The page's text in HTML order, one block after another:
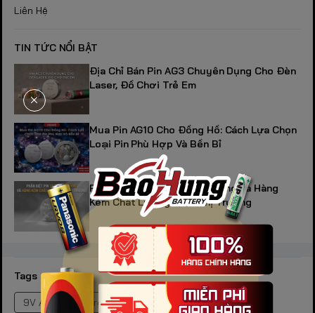
Liên Hệ
TIN TỨC NỔI BẬT
Địa Chỉ Bán Pin AG3 Chuyên Dụng Cho Đèn
Laser, Đồ Chơi Trẻ Em
Mua Pin AG10 Cho Đồng Hồ: Cách Lựa Chọn
Loại Pin Phù Hợp Và Bền Bỉ
Phân Biệt Pin LR44 Chính Hãng Và Hàng
Kém Chất Lượng Trên Thị Trường
Tags
9V Alkaline Energizer
9V Duracell